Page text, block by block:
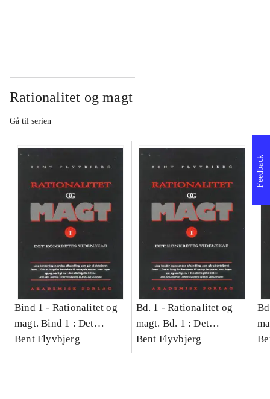
Rationalitet og magt
Gå til serien
Bind 1 - Rationalitet og
magt. Bind 1 : Det
konkretes videnskab
Bent Flyvbjerg
Bd. 1 -Rationalitet og
magt. Bd. 1 : Det
konkretes videnskab
Bent Flyvbjerg
Feedback